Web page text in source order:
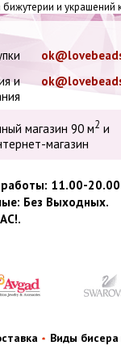
и украшений
и
магазин 90 м2 и
магазин
работы: 11.00-20.00
Без Выходных.
Виды